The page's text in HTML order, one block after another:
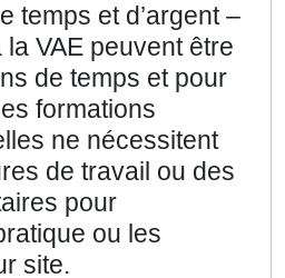
temps et d’argent –
VAE peuvent être
de temps et pour
formations
ne nécessitent
de travail ou des
pour
ou les
site.